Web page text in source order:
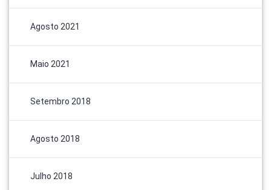
Agosto 2021
Maio 2021
Setembro 2018
Agosto 2018
Julho 2018